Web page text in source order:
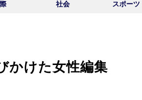
社会 スポーツ
かけた女性編集